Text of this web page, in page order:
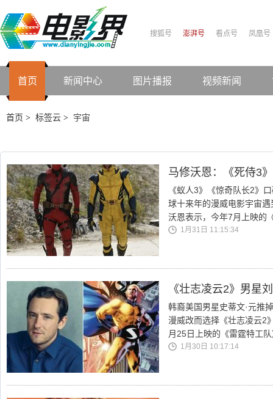
搜狐号 澎湃号 看点号 凤凰号
首页 新闻中心 图片播报 视频新闻
首页 > 标签云 > 宇宙
马修沃恩：《死侍3
《蚁人3》《惊奇队长2》
球十来年的漫威电影宇宙
沃恩表示，今年7月上映的
1月31日 11:15:34
《壮志凌云2》男星
韩裔美国男星史蒂文·元推
漫威改而选择《壮志凌云2
月25日上映的《雷霆特工
1月30日 10:17:14